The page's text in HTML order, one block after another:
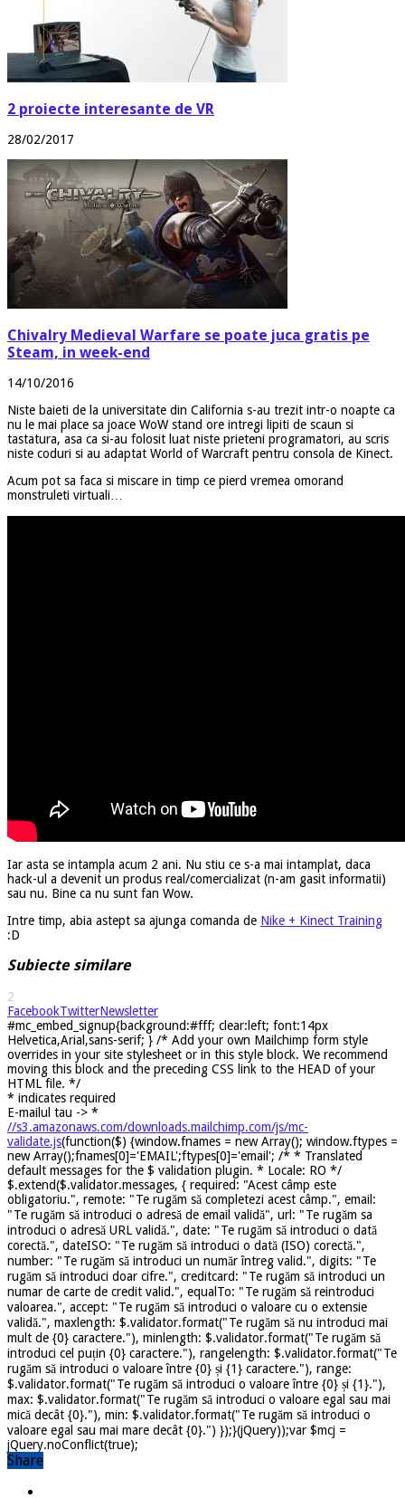
2 proiecte interesante de VR
28/02/2017
Chivalry Medieval Warfare se poate juca gratis pe
Steam, in week-end
14/10/2016
Niste baieti de la universitate din California s-au trezit intr-o noapte ca
nu le mai place sa joace WoW stand ore intregi lipiti de scaun si
tastatura, asa ca si-au folosit luat niste prieteni programatori, au scris
niste coduri si au adaptat World of Warcraft pentru consola de Kinect.
Acum pot sa faca si miscare in timp ce pierd vremea omorand
monstruleti virtuali…
Iar asta se intampla acum 2 ani. Nu stiu ce s-a mai intamplat, daca
hack-ul a devenit un produs real/comercializat (n-am gasit informatii)
sau nu. Bine ca nu sunt fan Wow.
Intre timp, abia astept sa ajunga comanda de Nike + Kinect Training
:D
Subiecte similare
2
FacebookTwitterNewsletter
#mc_embed_signup{background:#fff; clear:left; font:14px
Helvetica,Arial,sans-serif; } /* Add your own Mailchimp form style
overrides in your site stylesheet or in this style block. We recommend
moving this block and the preceding CSS link to the HEAD of your
HTML file. */
* indicates required
E-mailul tau -> *
//s3.amazonaws.com/downloads.mailchimp.com/js/mc-
validate.js(function($) {window.fnames = new Array(); window.ftypes =
new Array();fnames[0]='EMAIL';ftypes[0]='email'; /* * Translated
default messages for the $ validation plugin. * Locale: RO */
$.extend($.validator.messages, { required: "Acest câmp este
obligatoriu.", remote: "Te rugăm să completezi acest câmp.", email:
"Te rugăm să introduci o adresă de email validă", url: "Te rugăm sa
introduci o adresă URL validă.", date: "Te rugăm să introduci o dată
corectă.", dateISO: "Te rugăm să introduci o dată (ISO) corectă.",
number: "Te rugăm să introduci un număr întreg valid.", digits: "Te
rugăm să introduci doar cifre.", creditcard: "Te rugăm să introduci un
numar de carte de credit valid.", equalTo: "Te rugăm să reintroduci
valoarea.", accept: "Te rugăm să introduci o valoare cu o extensie
validă.", maxlength: $.validator.format("Te rugăm să nu introduci mai
mult de {0} caractere."), minlength: $.validator.format("Te rugăm să
introduci cel puțin {0} caractere."), rangelength: $.validator.format("Te
rugăm să introduci o valoare între {0} și {1} caractere."), range:
$.validator.format("Te rugăm să introduci o valoare între {0} și {1}."),
max: $.validator.format("Te rugăm să introduci o valoare egal sau mai
mică decât {0}."), min: $.validator.format("Te rugăm să introduci o
valoare egal sau mai mare decât {0}.") });}(jQuery));var $mcj =
jQuery.noConflict(true);
Share